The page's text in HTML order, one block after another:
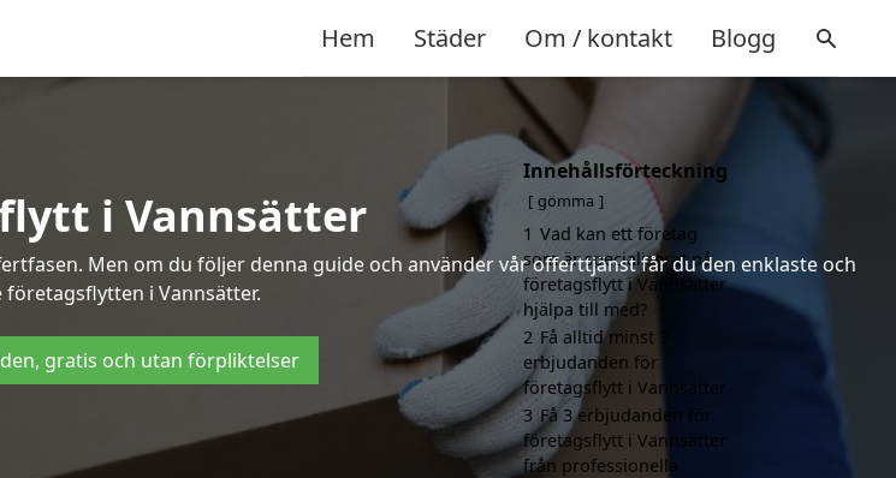
Hem Städer Om / kontakt Blogg
i Vannsätter
Men om du följer denna guide och använder vår offerttjänst får du den enklaste och
i Vannsätter.
gratis och utan förpliktelser
Innehållsförteckning
gömma
1 Vad kan ett företag
som är specialiserat på
företagsflytt i Vannsätter
hjälpa till med?
2 Få alltid minst 3
erbjudanden för
företagsflytt i Vannsätter
3 Få 3 erbjudanden för
företagsflytt i Vannsätter
från professionella